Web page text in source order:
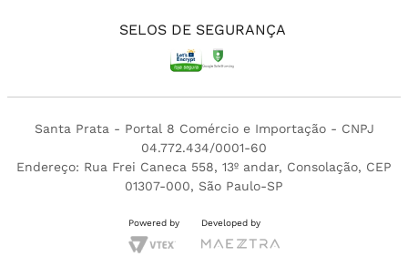
SELOS DE SEGURANÇA
Santa Prata - Portal 8 Comércio e Importação - CNPJ
04.772.434/0001-60
Endereço: Rua Frei Caneca 558, 13º andar, Consolação, CEP
01307-000, São Paulo-SP
Powered by Developed by